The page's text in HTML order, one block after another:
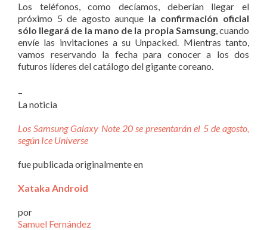
Los teléfonos, como decíamos, deberían llegar el
próximo 5 de agosto aunque la confirmación oficial
sólo llegará de la mano de la propia Samsung, cuando
envíe las invitaciones a su Unpacked. Mientras tanto,
vamos reservando la fecha para conocer a los dos
futuros líderes del catálogo del gigante coreano.
–
La noticia
Los Samsung Galaxy Note 20 se presentarán el 5 de agosto,
según Ice Universe
fue publicada originalmente en
Xataka Android
por
Samuel Fernández